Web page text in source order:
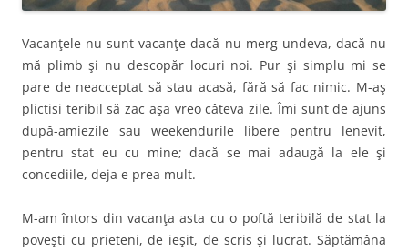
Vacanţele nu sunt vacanţe dacă nu merg undeva, dacă nu
mă plimb şi nu descopăr locuri noi. Pur şi simplu mi se
pare de neacceptat să stau acasă, fără să fac nimic. M-aş
plictisi teribil să zac aşa vreo câteva zile. Îmi sunt de ajuns
după-amiezile sau weekendurile libere pentru lenevit,
pentru stat eu cu mine; dacă se mai adaugă la ele şi
concediile, deja e prea mult.
M-am întors din vacanţa asta cu o poftă teribilă de stat la
poveşti cu prieteni, de ieşit, de scris şi lucrat. Săptămâna